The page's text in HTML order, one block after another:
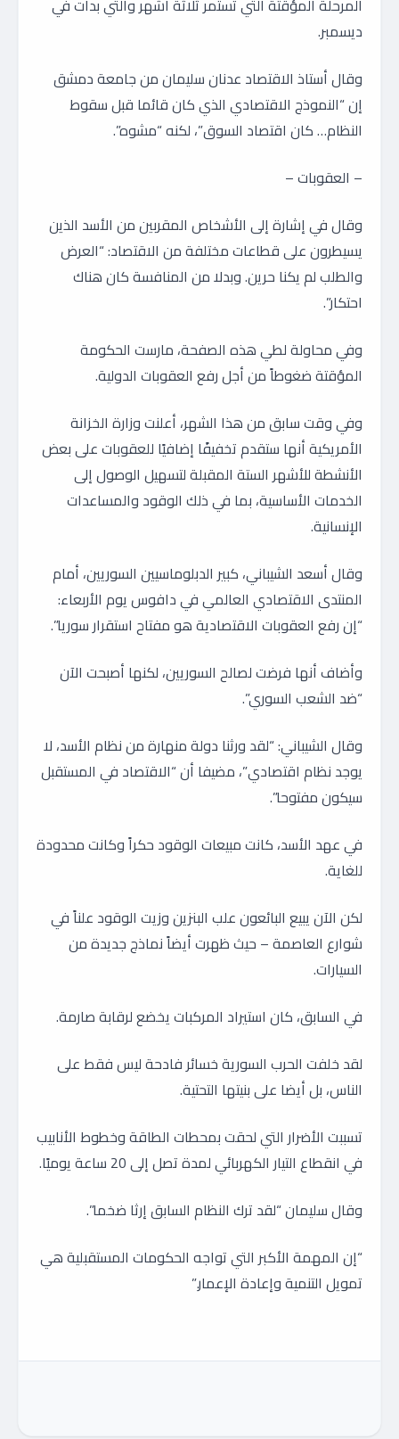
المرحلة المؤقتة التي تستمر ثلاثة أشهر والتي بدأت في
ديسمبر.
وقال أستاذ الاقتصاد عدنان سليمان من جامعة دمشق
إن “النموذج الاقتصادي الذي كان قائما قبل سقوط
النظام… كان اقتصاد السوق”، لكنه “مشوه”.
– العقوبات –
وقال في إشارة إلى الأشخاص المقربين من الأسد الذين
يسيطرون على قطاعات مختلفة من الاقتصاد: “العرض
والطلب لم يكنا حرين. وبدلا من المنافسة كان هناك
احتكار”.
وفي محاولة لطي هذه الصفحة، مارست الحكومة
المؤقتة ضغوطاً من أجل رفع العقوبات الدولية.
وفي وقت سابق من هذا الشهر، أعلنت وزارة الخزانة
الأمريكية أنها ستقدم تخفيفًا إضافيًا للعقوبات على بعض
الأنشطة للأشهر الستة المقبلة لتسهيل الوصول إلى
الخدمات الأساسية، بما في ذلك الوقود والمساعدات
الإنسانية.
وقال أسعد الشيباني، كبير الدبلوماسيين السوريين، أمام
المنتدى الاقتصادي العالمي في دافوس يوم الأربعاء:
“إن رفع العقوبات الاقتصادية هو مفتاح استقرار سوريا”.
وأضاف أنها فرضت لصالح السوريين، لكنها أصبحت الآن
“ضد الشعب السوري”.
وقال الشيباني: “لقد ورثنا دولة منهارة من نظام الأسد، لا
يوجد نظام اقتصادي”، مضيفا أن “الاقتصاد في المستقبل
سيكون مفتوحا”.
في عهد الأسد، كانت مبيعات الوقود حكراً وكانت محدودة
للغاية.
لكن الآن يبيع البائعون علب البنزين وزيت الوقود علناً في
شوارع العاصمة – حيث ظهرت أيضاً نماذج جديدة من
السيارات.
في السابق، كان استيراد المركبات يخضع لرقابة صارمة.
لقد خلفت الحرب السورية خسائر فادحة ليس فقط على
الناس، بل أيضا على بنيتها التحتية.
تسببت الأضرار التي لحقت بمحطات الطاقة وخطوط الأنابيب
في انقطاع التيار الكهربائي لمدة تصل إلى 20 ساعة يوميًا.
وقال سليمان “لقد ترك النظام السابق إرثا ضخما”.
“إن المهمة الأكبر التي تواجه الحكومات المستقبلية هي
تمويل التنمية وإعادة الإعمار.”